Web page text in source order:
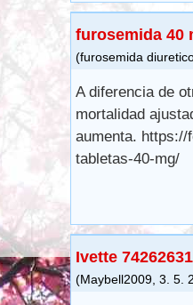
furosemida 40
(furosemida
A diferencia de
mortalidad
aumenta.
tabletas-40-mg/
Ivette
(Maybell2009, 3. 5.